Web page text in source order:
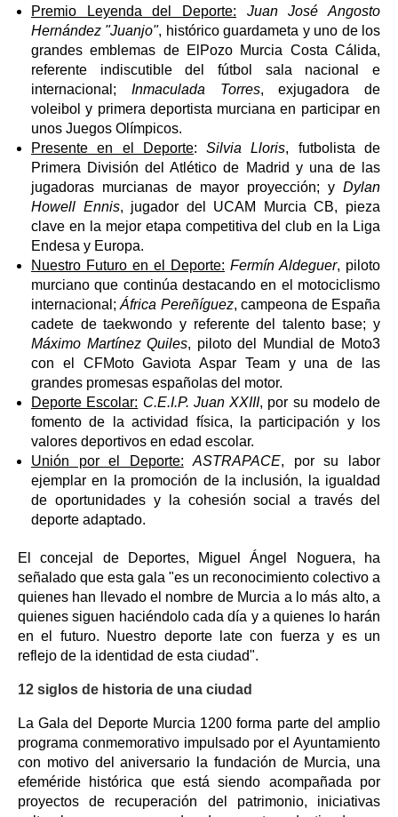
Premio Leyenda del Deporte:
Juan José Angosto
Hernández "Juanjo", histórico guardameta y uno de los
grandes emblemas de ElPozo Murcia Costa Cálida,
referente indiscutible del fútbol sala nacional e
internacional; Inmaculada Torres, exjugadora de
voleibol y primera deportista murciana en participar en
unos Juegos Olímpicos.
Presente en el Deporte:Silvia Lloris, futbolista de
Primera División del Atlético de Madrid y una de las
jugadoras murcianas de mayor proyección; y Dylan
Howell Ennis, jugador del UCAM Murcia CB, pieza
clave en la mejor etapa competitiva del club en la Liga
Endesa y Europa.
Nuestro Futuro en el Deporte: Fermín Aldeguer, piloto
murciano que continúa destacando en el motociclismo
internacional;África Pereñíguez, campeona de España
cadete de taekwondo y referente del talento base; y
Máximo Martínez Quiles, piloto del Mundial de Moto3
con el CFMoto Gaviota Aspar Team y una de las
grandes promesas españolas del motor.
Deporte Escolar: C.E.I.P. Juan XXIII, por su modelo de
fomento de la actividad física, la participación y los
valores deportivos en edad escolar.
Unión por el Deporte:
ASTRAPACE, por su labor
ejemplar en la promoción de la inclusión, la igualdad
de oportunidades y la cohesión social a través del
deporte adaptado.
El concejal de Deportes, Miguel Ángel Noguera, ha
señalado que esta gala "es un reconocimiento colectivo a
quienes han llevado el nombre de Murcia a lo más alto, a
quienes siguen haciéndolo cada día y a quienes lo harán
en el futuro. Nuestro deporte late con fuerza y es un
reflejo de la identidad de esta ciudad".
12 siglos de historia de una ciudad
La Gala del Deporte Murcia 1200 forma parte del amplio
programa conmemorativo impulsado por el Ayuntamiento
con motivo del aniversario la fundación de Murcia, una
efeméride histórica que está siendo acompañada por
proyectos de recuperación del patrimonio, iniciativas